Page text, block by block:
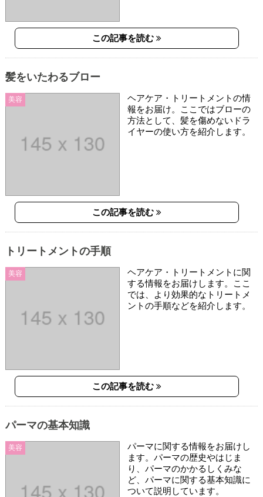
この記事を読む
美容
髪をいたわるブロー
ヘアケア・トリートメントの情
報をお届け。ここではブローの
方法として、髪を傷めないドラ
イヤーの使い方を紹介します。
この記事を読む
美容
トリートメントの手順
ヘアケア・トリートメントに関
する情報をお届けします。ここ
では、より効果的なトリートメ
ントの手順などを紹介します。
この記事を読む
美容
パーマの基本知識
パーマに関する情報をお届けし
ます。パーマの歴史やはじま
り、パーマのかかるしくみな
ど、パーマに関する基本知識に
ついて説明しています。